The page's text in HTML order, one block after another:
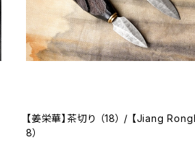
【姜栄華】茶切り （18） / 【Jiang
8）